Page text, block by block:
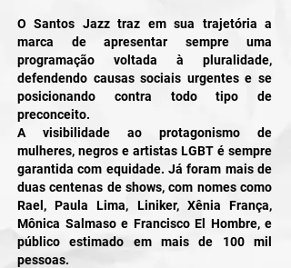
O Santos Jazz traz em sua trajetória a
marca de apresentar sempre uma
programação voltada à pluralidade,
defendendo causas sociais urgentes e se
posicionando contra todo tipo de
preconceito.
A visibilidade ao protagonismo de
mulheres, negros e artistas LGBT é sempre
garantida com equidade. Já foram mais de
duas centenas de shows, com nomes como
Rael, Paula Lima, Liniker, Xênia França,
Mônica Salmaso e Francisco El Hombre, e
público estimado em mais de 100 mil
pessoas.